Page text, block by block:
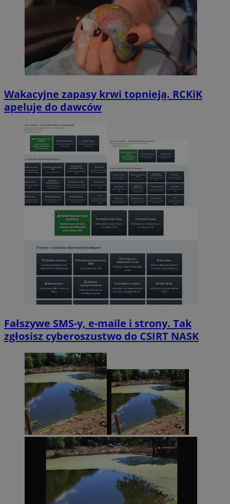
Wakacyjne zapasy krwi topnieją. RCKiK
apeluje do dawców
Fałszywe SMS-y, e-maile i strony. Tak
zgłosisz cyberoszustwo do CSIRT NASK